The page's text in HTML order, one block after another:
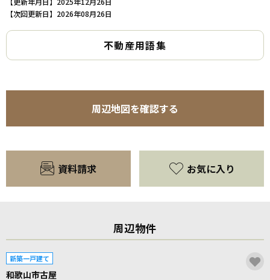
【次回更新日】2026年08月26日
不動産用語集
周辺地図を確認する
資料請求 お気に入り
周辺物件
新築一戸建て
和歌山市古屋